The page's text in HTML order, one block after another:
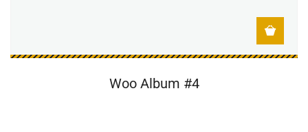
Woo Album #4